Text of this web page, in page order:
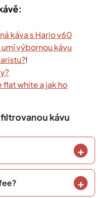
káva s Hario v60
výbornou kávu
!
flat white a jak ho
kávu